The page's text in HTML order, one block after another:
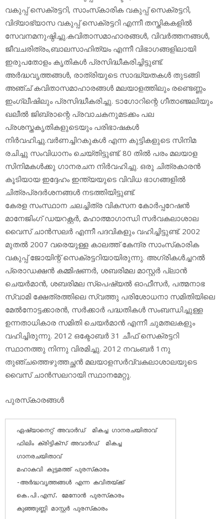
വകുപ്പ് സെക്രട്ടറി, സാംസ്‌കാരിക വകുപ്പ് സെക്രട്ടറി,
വിദ്യാഭ്യാസ വകുപ്പ് സെക്രട്ടറി എന്നീ തസ്തികകളില്‍
സേവനമനുഷ്ഠിച്ചു.കവിതാസമാഹാരങ്ങള്‍, വിവര്‍ത്തനങ്ങള്‍,
ജീവചരിത്രം,ബാലസാഹിത്യം എന്നീ വിഭാഗങ്ങളിലായി
ഇരുപതോളം കൃതികള്‍ പ്രസിദ്ധീകരിച്ചിട്ടുണ്ട്.
അര്‍ദ്ധവൃത്തങ്ങള്‍, രാത്രിയുടെ സാദ്ധ്യതകള്‍ തുടങ്ങി
അഞ്ച് കവിതാസമാഹാരങ്ങള്‍ മലയാളത്തിലും രണ്ടെണ്ണം
ഇംഗ്ലീഷിലും പ്രസിദ്ധീകരിച്ചു. ടാഗോറിന്റെ ഗീതാഞ്ജലിയും
ഖലീല്‍ ജിബ്രാന്റെ പ്രവാചകനുമടക്കം പല
പ്രശസ്തകൃതികളുടെയും പരിഭാഷകള്‍
നിര്‍വഹിച്ചു.വര്‍ണച്ചിറകുകള്‍ എന്ന കുട്ടികളുടെ സിനിമ
രചിച്ചു സംവിധാനം ചെയ്തിട്ടുണ്ട്. 80 തില്‍ പരം മലയാള
സിനിമകള്‍ക്കു ഗാനരചന നിര്‍വഹിച്ചു. ഒരു ചിത്രകാരന്‍
കൂടിയായ ഇദ്ദേഹം ഇന്ത്യയുടെ വിവിധ ഭാഗങ്ങളില്‍
ചിത്രപ്രദര്‍ശനങ്ങള്‍ നടത്തിയിട്ടുണ്ട്.
കേരള സംസ്ഥാന ചലച്ചിത്ര വികസന കോര്‍പ്പറേഷന്‍
മാനേജിംഗ് ഡയറക്റ്റര്‍, മഹാത്മാഗാന്ധി സര്‍വകലാശാല
വൈസ് ചാന്‍സലര്‍ എന്നീ പദവികളും വഹിച്ചിട്ടുണ്ട്. 2002
മുതല്‍ 2007 വരെയുള്ള കാലത്ത് കേന്ദ്ര സാംസ്‌കാരിക
വകുപ്പ് ജോയിന്റ് സെക്രട്ടറിയായിരുന്നു. അഗ്രികള്‍ച്ചറല്‍
പ്രൊഡക്ഷന്‍ കമ്മിഷണര്‍, ശബരിമല മാസ്റ്റര്‍ പ്ലാന്‍
ചെയര്‍മാന്‍, ശബരിമല സ്‌പെഷ്യല്‍ ഓഫീസര്‍, പത്മനാഭ
സ്വാമി ക്ഷേത്രത്തിലെ സ്വത്തു പരിശോധനാ സമിതിയിലെ
മേല്‍നോട്ടക്കാരന്‍, സര്‍ക്കാര്‍ പദ്ധതികള്‍ സംബന്ധിച്ചുള്ള
ഉന്നതാധികാര സമിതി ചെയര്‍മാന്‍ എന്നീ ചുമതലകളും
വഹിച്ചിരുന്നു. 2012 ഒക്ടോബര്‍ 31 ചീഫ് സെക്രട്ടറി
സ്ഥാനത്തു നിന്നു വിരമിച്ചു. 2012 നവംബര്‍ 1നു
തുഞ്ചത്തെഴുത്തച്ഛന്‍ മലയാളസര്‍വ്വകലാശാലയുടെ
വൈസ് ചാന്‍സലറായി സ്ഥാനമേറ്റു.
പുരസ്‌കാരങ്ങള്‍
ഏഷ്യാനെറ്റ് അവാര്‍ഡ്  മികച്ച ഗാനരചയിതാവ്
ഫിലിം ക്രിട്ടിക്‌സ് അവാര്‍ഡ്  മികച്ച
ഗാനരചയിതാവ്
മഹാകവി കുട്ടമത്ത് പുരസ്‌കാരം
-അര്‍ദ്ധവൃത്തങ്ങള്‍ എന്ന കവിതയ്ക്ക്
കെ.പി.എസ്. മേനോന്‍ പുരസ്‌കാരം
കുഞ്ഞുണ്ണി മാസ്റ്റര്‍ പുരസ്‌കാരം